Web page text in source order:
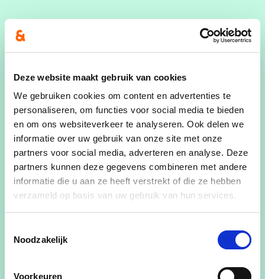
Deze website maakt gebruik van cookies
We gebruiken cookies om content en advertenties te
personaliseren, om functies voor social media te bieden
en om ons websiteverkeer te analyseren. Ook delen we
informatie over uw gebruik van onze site met onze
partners voor social media, adverteren en analyse. Deze
partners kunnen deze gegevens combineren met andere
informatie die u aan ze heeft verstrekt of die ze hebben
verzameld op basis van uw gebruik van hun services.
Noodzakelijk
Voorkeuren
Sofie Mertens is sinds 2022 Vlaams parlementslid
en sinds 2025 schepen in haar thuisstad Lommel,
Ze zetelde ook tot 2022 in de Limburgse
provincieraad. Ze combineert haar lokale
engagement met haar werk in het Vlaams
Parlement, waar ze zich toelegt op Wonen,
Welzijn en Mobiliteit & Openbare Werken.
Ze studeerde bedrijfsmanagement en rechten en
werkte vijftien jaar bij CM, waarvan tien jaar als
teamverantwoordelijke.